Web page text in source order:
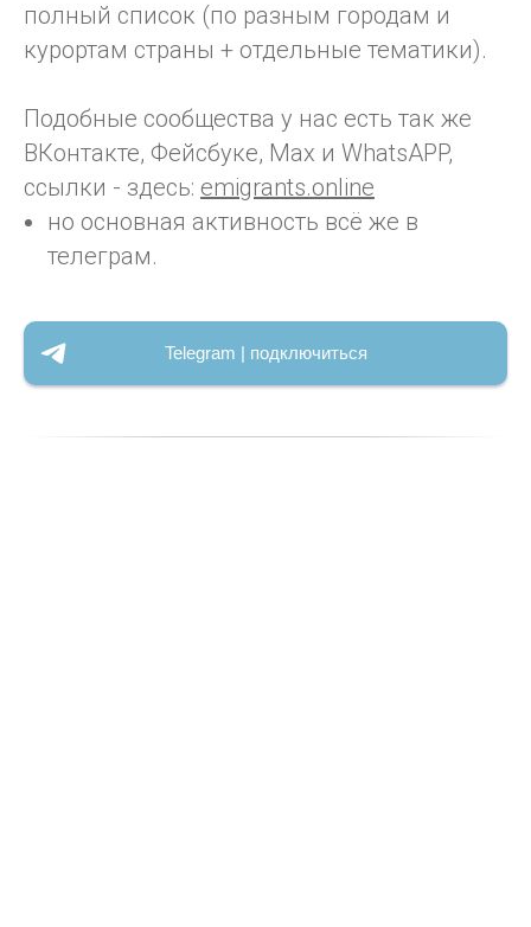
полный список (по разным городам и
курортам страны + отдельные тематики).
Подобные сообщества у нас есть так же
ВКонтакте, Фейсбуке, Max и WhatsAPP,
ссылки - здесь: emigrants.online
но основная активность всё же в
телеграм.
Telegram | подключиться